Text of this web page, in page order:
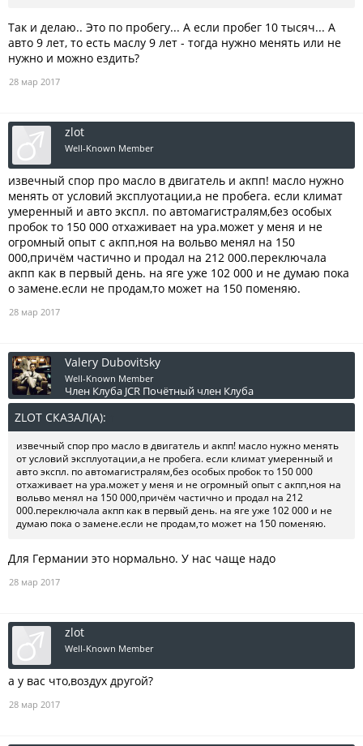
Так и делаю.. Это по пробегу... А если пробег 10 тысяч... А
авто 9 лет, то есть маслу 9 лет - тогда нужно менять или не
нужно и можно ездить?
28 мар 2017
zlot
Well-Known Member
извечный спор про масло в двигатель и акпп! масло нужно
менять от условий эксплуотации,а не пробега. если климат
умеренный и авто экспл. по автомагистралям,без особых
пробок то 150 000 отхаживает на ура.может у меня и не
огромный опыт с акпп,ноя на вольво менял на 150
000,причём частично и продал на 212 000.переключала
акпп как в первый день. на яге уже 102 000 и не думаю пока
о замене.если не продам,то может на 150 поменяю.
28 мар 2017
Valery Dubovitsky
Well-Known Member
Член Клуба JCR Почётный член Клуба
ZLOT СКАЗАЛ(А):
извечный спор про масло в двигатель и акпп! масло нужно менять
от условий эксплуотации,а не пробега. если климат умеренный и
авто экспл. по автомагистралям,без особых пробок то 150 000
отхаживает на ура.может у меня и не огромный опыт с акпп,ноя на
вольво менял на 150 000,причём частично и продал на 212
000.переключала акпп как в первый день. на яге уже 102 000 и не
думаю пока о замене.если не продам,то может на 150 поменяю.
Для Германии это нормально. У нас чаще надо
28 мар 2017
zlot
Well-Known Member
а у вас что,воздух другой?
28 мар 2017